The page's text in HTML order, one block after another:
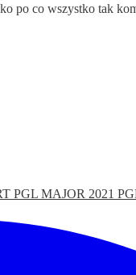
co wszystko tak
PGL MAJOR 2021